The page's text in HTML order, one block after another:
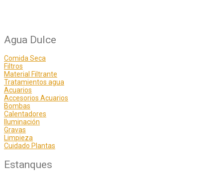
Agua Dulce
Comida Seca
Filtros
Material Filtrante
Tratamientos agua
Acuarios
Accesorios Acuarios
Bombas
Calentadores
Iluminación
Gravas
Limpieza
Cuidado Plantas
Estanques